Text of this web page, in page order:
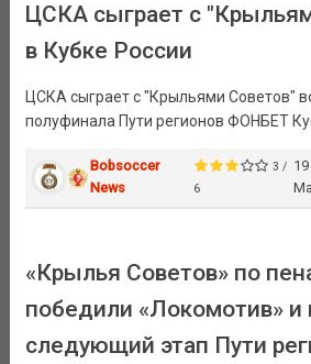
ЦСКА сыграет с
в Кубке России
ЦСКА сыграет с "Крыльями Советов"
полуфинала Пути регионов ФОНБЕТ
Bobsoccer
News
3 /
6
19
«Крылья Советов» по
победили «Локомотив»
следующий этап Пути